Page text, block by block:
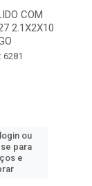
COM
2.1X2X10
6281
ou
para
e